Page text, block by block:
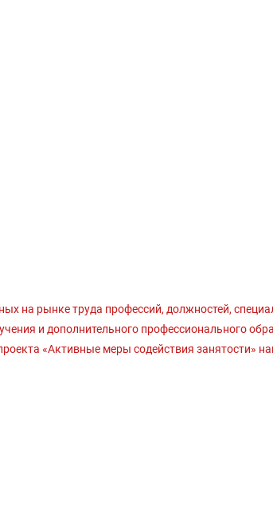
на рынке труда профессий, должностей,
и дополнительного профессионального
«Активные меры содействия занятости»